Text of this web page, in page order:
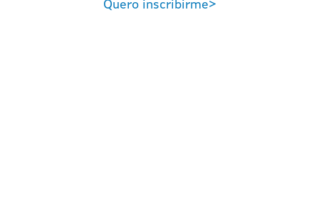
Quero inscribirme>